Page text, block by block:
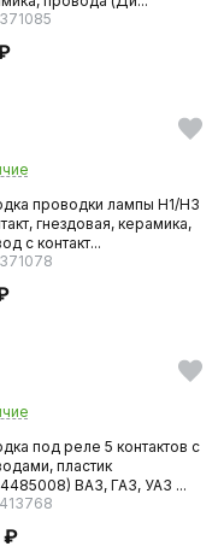
проводки лампы Н1/H3
гнездовая, керамика,
с контакт...
под реле 5 контактов с
пластик
ВАЗ, ГАЗ, УАЗ ...
₽